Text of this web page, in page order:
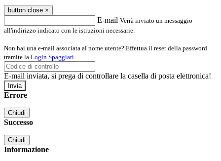
button close ×
E-mail Verrà inviato un messaggio
all'indirizzo indicato con le istruzioni necessarie.
Non hai una e-mail associata al nome utente? Effettua il reset della password
tramite la Login Spaggiari
E-mail inviata, si prega di controllare la casella di posta elettronica!
Errore
Chiudi
Successo
Chiudi
Informazione